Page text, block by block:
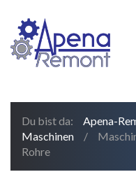
Du bist da: Apena-
Maschinen
/
Rohre